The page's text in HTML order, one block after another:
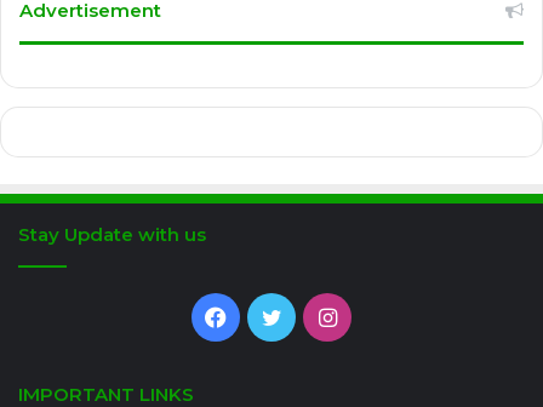
Advertisement
Stay Update with us
Facebook
TwitterInstagram
IMPORTANT LINKS